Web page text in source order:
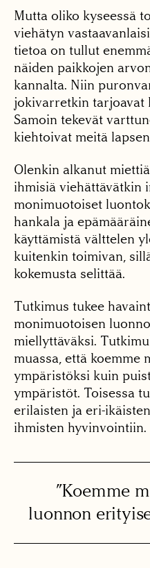
Mutta oliko kyseessä
viehätyn
tietoa on tullut
näiden paikkojen
kannalta. Niin
jokivarretkin tarjoavat
Samoin tekevät
kiehtoivat meitä
Olenkin alkanut
ihmisiä viehättävätkin
monimuotoiset
hankala ja
käyttämistä välttelen
kuitenkin toimivan,
kokemusta selittää.
Tutkimus tukee
monimuotoisen
miellyttäväksi.
muassa, että koemme
ympäristöksi kuin
ympäristöt. Toisessa
erilaisten ja eri-
ihmisten hyvinvointiin.
”Koemme
luonnon